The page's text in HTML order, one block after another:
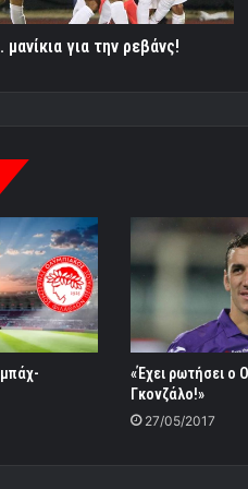
για την ρεβάνς!
«Έχει ρωτήσει ο
Γκονζάλο!»
27/05/2017